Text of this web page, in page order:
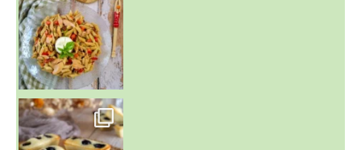
~ FINANCIERS MYRTILLES ET CITRON ~
Aujourd'hu